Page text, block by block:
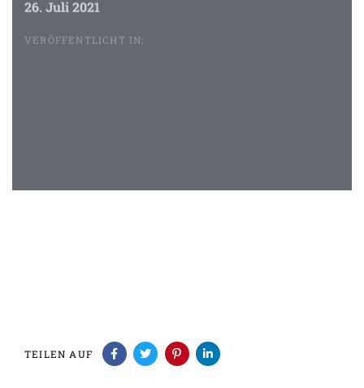
26. Juli 2021
VERÖFFENTLICHT IN:
TEILEN AUF